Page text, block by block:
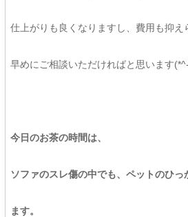
仕上がりも良くなりますし、費用も抑え
早めにご相談いただければと思います
今日のお茶の時間は、
ソファのスレ傷の中でも、ペットのひ
ます。